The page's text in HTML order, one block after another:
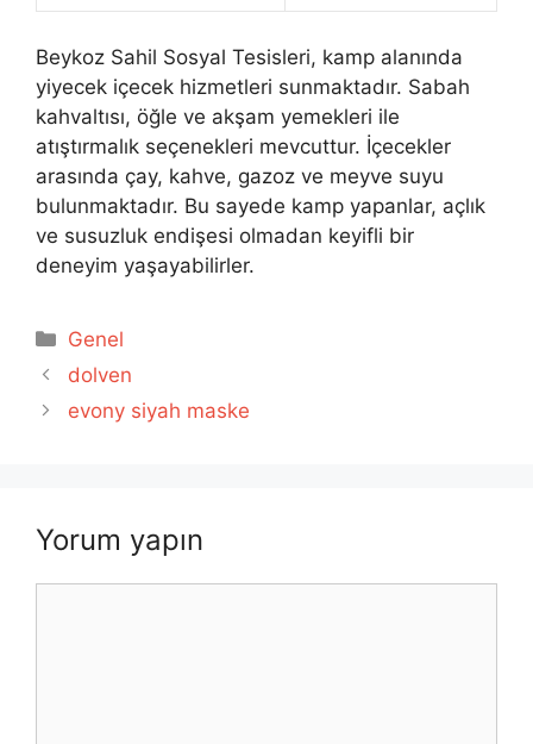
Beykoz Sahil Sosyal Tesisleri, kamp alanında
yiyecek içecek hizmetleri sunmaktadır. Sabah
kahvaltısı, öğle ve akşam yemekleri ile
atıştırmalık seçenekleri mevcuttur. İçecekler
arasında çay, kahve, gazoz ve meyve suyu
bulunmaktadır. Bu sayede kamp yapanlar, açlık
ve susuzluk endişesi olmadan keyifli bir
deneyim yaşayabilirler.
Kategoriler
Genel
dolven
evony siyah maske
Yorum yapın